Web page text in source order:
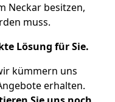
Neckar besitzen,
muss.
Lösung für Sie.
kümmern uns
erhalten.